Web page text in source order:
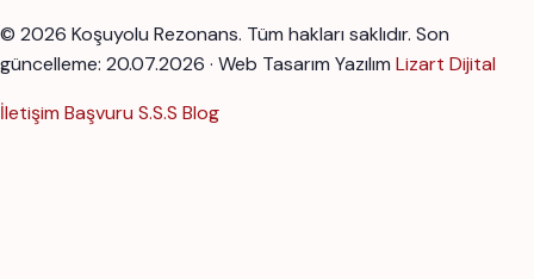
© 2026 Koşuyolu Rezonans. Tüm hakları saklıdır. Son
güncelleme: 20.07.2026 · Web Tasarım Yazılım Lizart Dijital
İletişim Başvuru S.S.S Blog